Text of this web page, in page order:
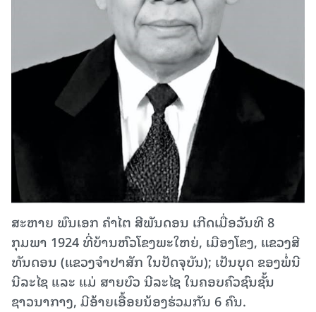
ສະຫາຍ ພົນເອກ ຄໍາໄຕ ສີພັນດອນ ເກີດເມື່ອວັນທີ 8
ກຸມພາ 1924 ທີ່ບ້ານຫົວໂຂງພະໃຫຍ່, ເມືອງໂຂງ, ແຂວງສີ
ທັນດອນ (ແຂວງຈໍາປາສັກ ໃນປັດຈຸບັນ); ເປັນບຸດ ຂອງພໍ່ນີ
ນີລະໄຊ ແລະ ແມ່ ສາຍບົວ ນີລະໄຊ ໃນຄອບຄົວຊົນຊັ້ນ
ຊາວນາກາງ, ມີອ້າຍເອື້ອຍນ້ອງຮ່ວມກັນ 6 ຄົນ.